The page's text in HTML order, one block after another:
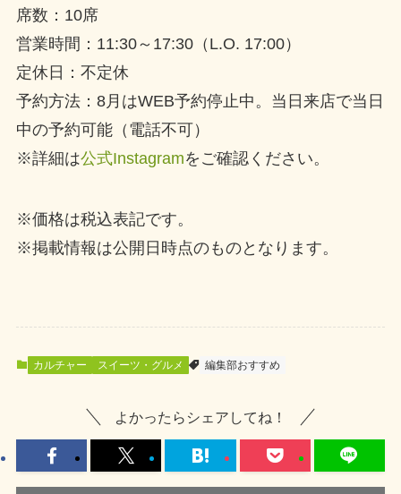
席数：10席
営業時間：11:30～17:30（L.O. 17:00）
定休日：不定休
予約方法：8月はWEB予約停止中。当日来店で当日
中の予約可能（電話不可）
※詳細は公式Instagramをご確認ください。
※価格は税込表記です。
※掲載情報は公開日時点のものとなります。
カルチャー スイーツ・グルメ 編集部おすすめ
よかったらシェアしてね！